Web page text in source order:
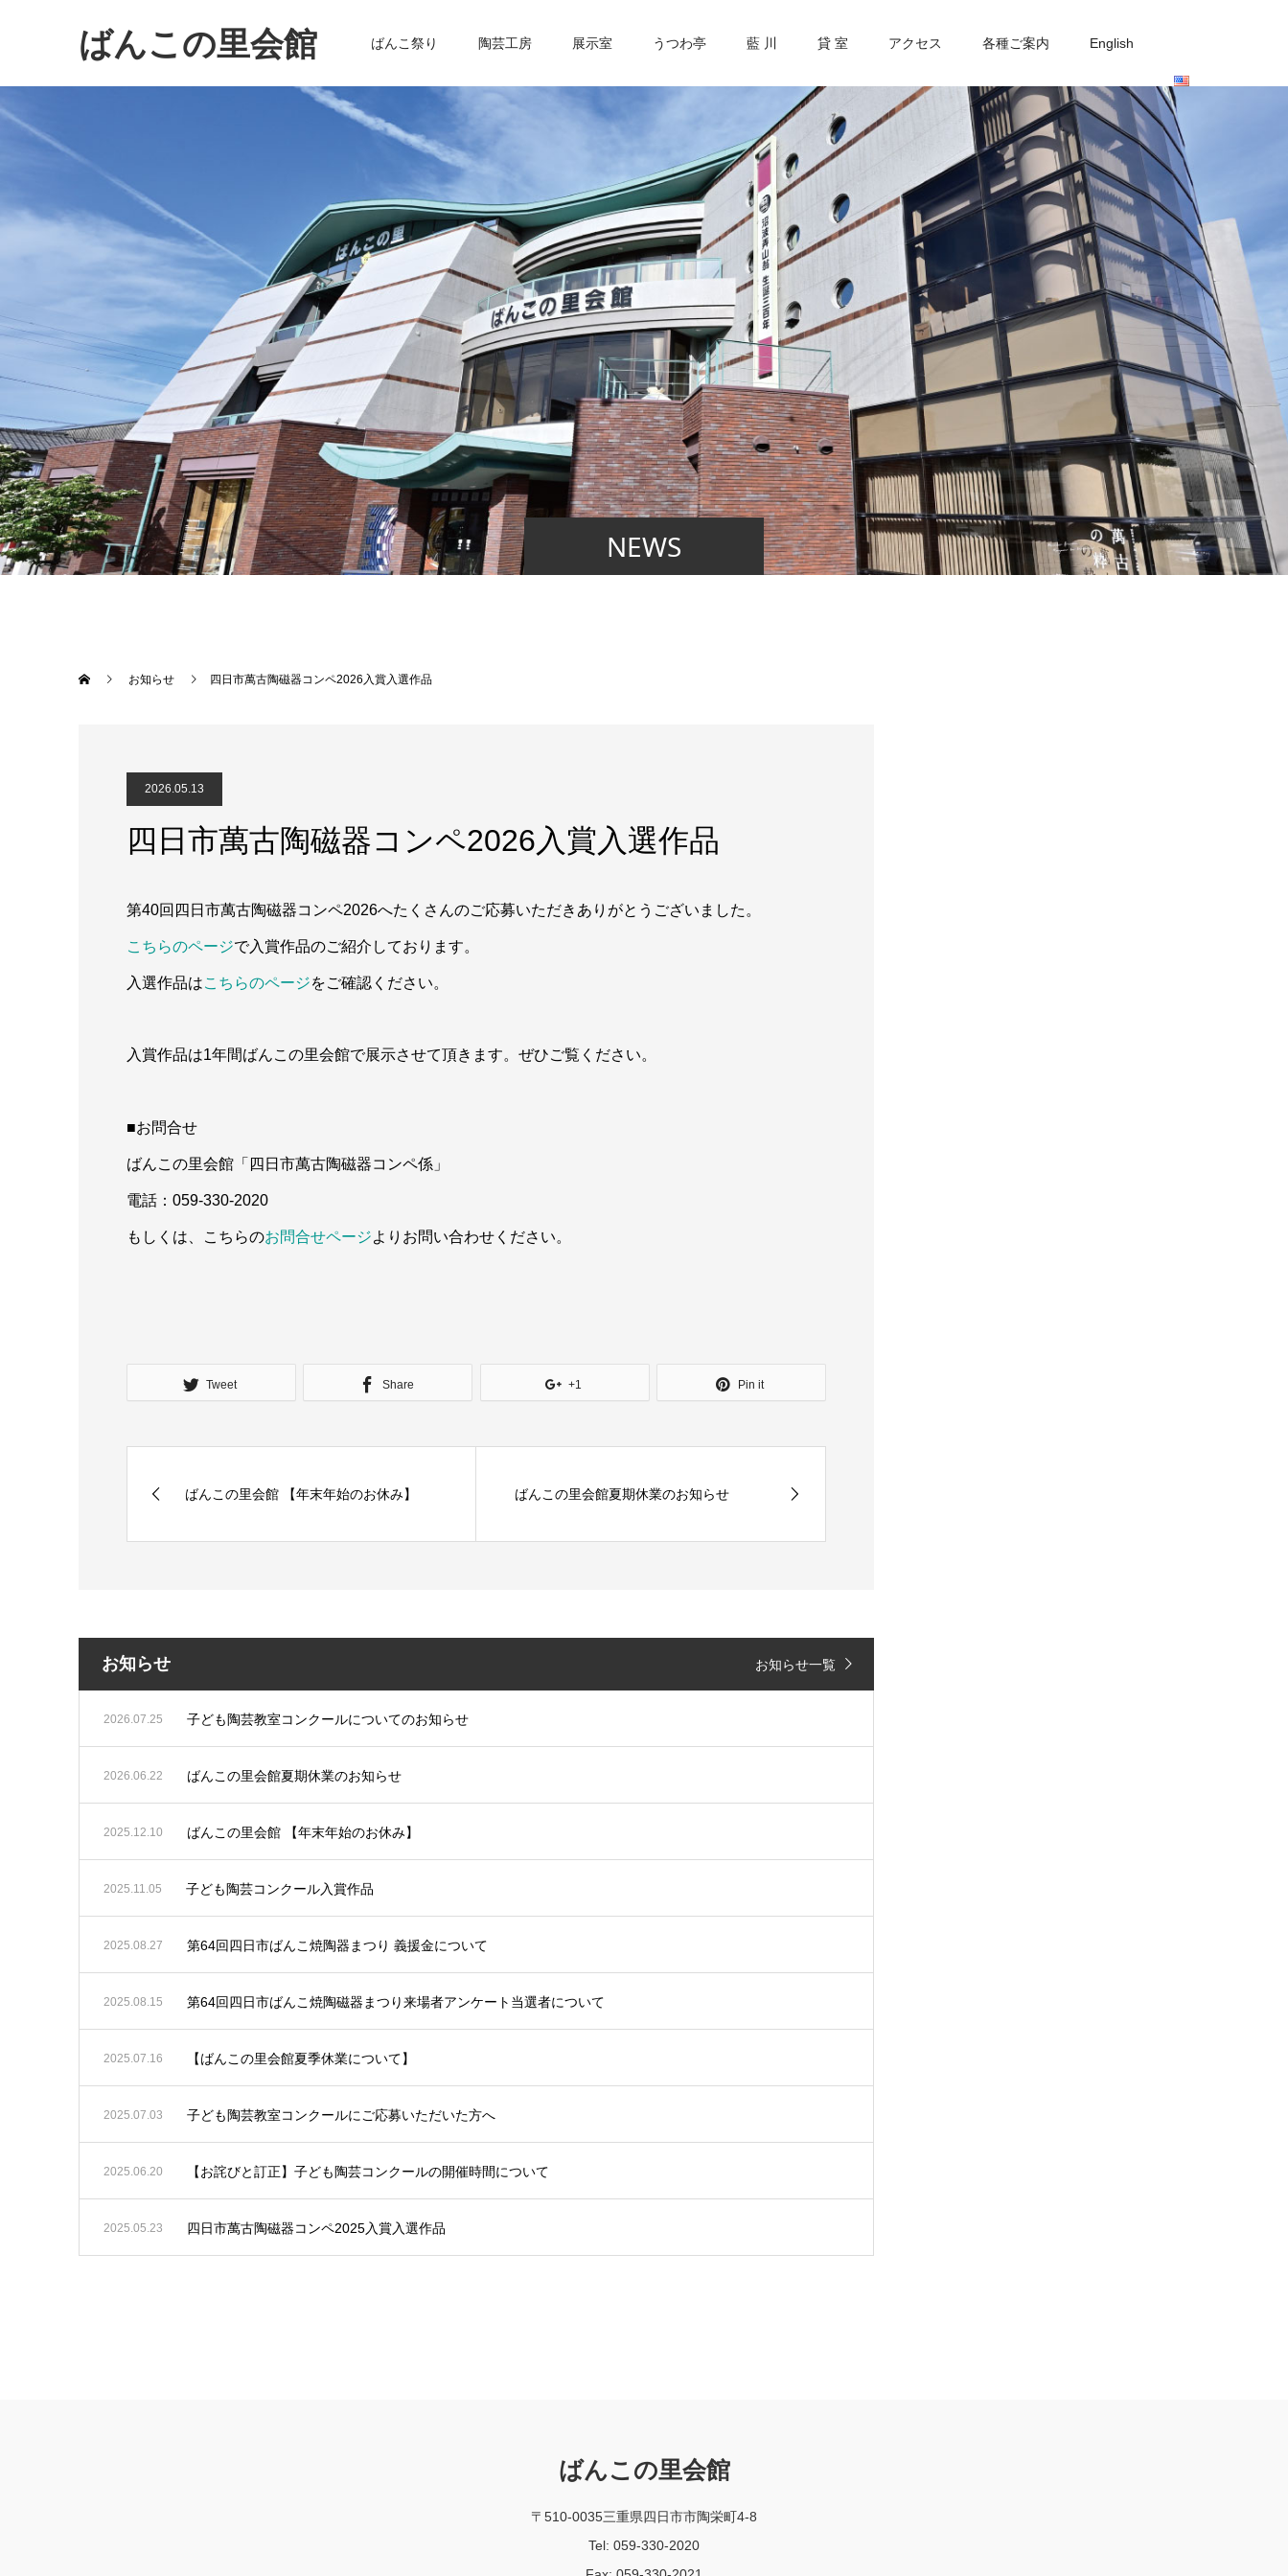
ばんこの里会館 ばんこ祭り 陶芸工房 展示室 うつわ亭 藍 川 貸 室 アクセス 各種ご案内 English
NEWS
お知らせ 四日市萬古陶磁器コンペ2026入賞入選作品
2026.05.13
四日市萬古陶磁器コンペ2026入賞入選作品
第40回四日市萬古陶磁器コンペ2026へたくさんのご応募いただきありがとうございました。
こちらのページで入賞作品のご紹介しております。
入選作品はこちらのページをご確認ください。
入賞作品は1年間ばんこの里会館で展示させて頂きます。ぜひご覧ください。
■お問合せ
ばんこの里会館「四日市萬古陶磁器コンペ係」
電話：059-330-2020
もしくは、こちらのお問合せページよりお問い合わせください。
Tweet Share +1 Pin it
ばんこの里会館 【年末年始のお休み】 ばんこの里会館夏期休業のお知らせ
お知らせ お知らせ一覧
2026.07.25 子ども陶芸教室コンクールについてのお知らせ
2026.06.22 ばんこの里会館夏期休業のお知らせ
2025.12.10 ばんこの里会館 【年末年始のお休み】
2025.11.05 子ども陶芸コンクール入賞作品
2025.08.27 第64回四日市ばんこ焼陶器まつり 義援金について
2025.08.15 第64回四日市ばんこ焼陶磁器まつり来場者アンケート当選者について
2025.07.16 【ばんこの里会館夏季休業について】
2025.07.03 子ども陶芸教室コンクールにご応募いただいた方へ
2025.06.20 【お詫びと訂正】子ども陶芸コンクールの開催時間について
2025.05.23 四日市萬古陶磁器コンペ2025入賞入選作品
ばんこの里会館
〒510-0035三重県四日市市陶栄町4-8
Tel: 059-330-2020